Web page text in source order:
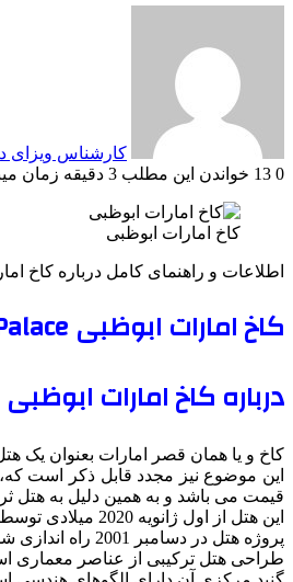
کارشناس ویزای
0
خواندن این مطلب 3 دقیقه زمان میبرد
کاخ امارات ابوظبی
اطلاعات و راهنمای کامل درباره کاخ
کاخ امارات ابوظبی Emirates Palace
درباره کاخ امارات ابوظبی
کاخ و یا همان قصر امارات بعنوان یک
این موضوع نیز مجدد قابل ذکر است
قیمت می باشد و به همین دلیل به هتل
این هتل از اول ژانویه 2020 میلادی توسط ماندارین اورینتال اداره می شده است.
پروژه هتل در دسامبر 2001 راه اندازی شد و در ابتدا توسط کمپینسکی از افتتاح آن در نوامبر 2005 میلادی تا اول ژانویه 2020 میلادی اداره می شده است.
طراحی هتل ترکیبی از عناصر معماری